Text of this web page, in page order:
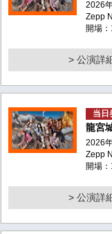
2026
Zepp
開場
> 公演詳
当日
龍宮
2026
Zepp
開場
> 公演詳